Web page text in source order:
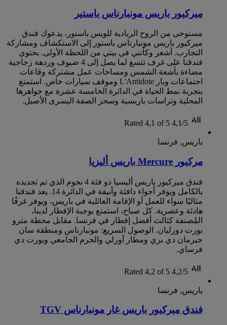
ميركيور باريس مونبارناس باستير
مستوحى من الروح الريادية للويس باستور، يدعوك فندق
ميركيور باريس مونبارناس باستور إلى الاستكشاف ومشاركة
التجارب. أشعر وكأنني في بيتي من اللحظة الأولى. يحتوي
فندقنا على غرف تتسع لما يصل إلى 4 ضيوف وردهة زجاجية
مضاءة بأشعة الشمس ومساحات عمل مشتركة وقاعات
اجتماعات وبار L'Antidote وموقف سيارات خاص. استمتع
بتجربة نمط الحياة في الدائرة الخامسة عشرة مع جواهرها
المحلية وتراسات باريسية وسحر الضفة اليسرى الأصيل.
4,1/5
Rated 4,1 of 5
باريس, فرنسا
مركيور Mercure باريس أليزيا
فندق ميركيور باريس أليسيا ذو فئة 4 نجوم الذي تم تجديده
بالكامل ويوفر أجواء دافئة وأنيقة في الدائرة 14. يعد فندقنا
مثاليًا سواء للعمل أو الإقامة العائلية في باريس، ويوفر غرفًا
هادئة وعصرية. كل صباح، استمتع بوجبة الإفطار لدينا،
المُصنفة كثالث أفضل إفطار في فرنسا. مقابل محطة مترو
بورت دورليان. الوصول السريع: مونبارناس ومنطقة سان
جيرمان دي بري ومطار أورلي والحرم الجامعي وبورت دي
فرساي.
4,2/5
Rated 4,2 of 5
باريس, فرنسا
فندق ميركيور باريس غار مونبارناس TGV